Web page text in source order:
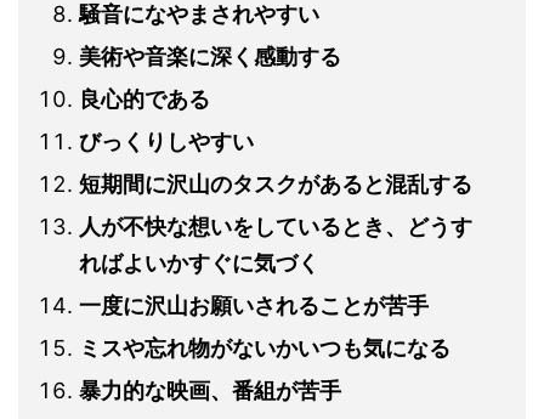
騒音になやまされやすい
美術や音楽に深く感動する
良心的である
びっくりしやすい
短期間に沢山のタスクがあると混乱する
人が不快な想いをしているとき、どうす
ればよいかすぐに気づく
一度に沢山お願いされることが苦手
ミスや忘れ物がないかいつも気になる
暴力的な映画、番組が苦手